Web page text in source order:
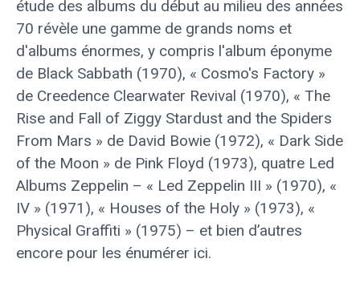
étude des albums du début au milieu des années
70 révèle une gamme de grands noms et
d'albums énormes, y compris l'album éponyme
de Black Sabbath (1970), « Cosmo's Factory »
de Creedence Clearwater Revival (1970), « The
Rise and Fall of Ziggy Stardust and the Spiders
From Mars » de David Bowie (1972), « Dark Side
of the Moon » de Pink Floyd (1973), quatre Led
Albums Zeppelin – « Led Zeppelin III » (1970), «
IV » (1971), « Houses of the Holy » (1973), «
Physical Graffiti » (1975) – et bien d’autres
encore pour les énumérer ici.